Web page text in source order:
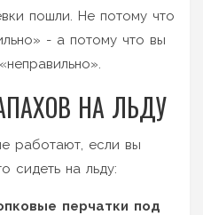
пошли. Не потому что
- а потому что вы
НА ЛЬДУ
работают, если вы
сидеть на льду:
перчатки под